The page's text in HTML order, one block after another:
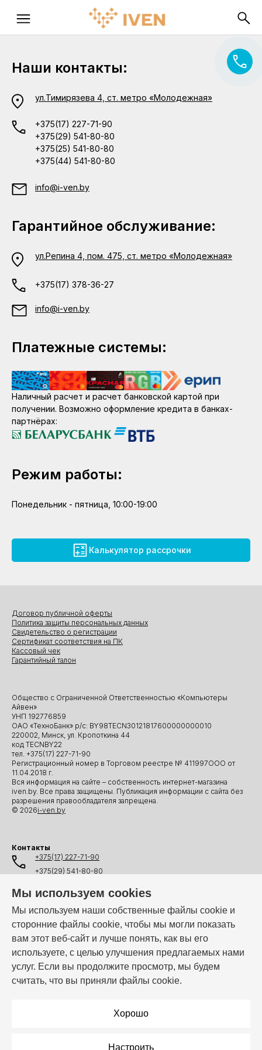
Мы используем cookies
Мы используем наши собственные файлы cookie и
сторонние файлы cookie, чтобы мы могли показать
вам этот веб-сайт и лучше понять, как вы его
используете, с целью улучшения предлагаемых нами
услуг. Если вы продолжите просмотр, мы будем
считать, что вы приняли файлы cookie.
Хорошо
Настроить
Наши контакты:
ул.Тимирязева 4, ст. метро «Молодежная»
+375(17) 227-71-90
+375(29) 541-80-80
+375(25) 541-80-80
+375(44) 541-80-80
info@i-ven.by
Гарантийное обслуживание:
ул.Репина 4, пом. 475, ст. метро «Молодежная»
+375(17) 378-36-27
info@i-ven.by
Платежные системы:
Наличный расчет и расчет банковской картой при
получении. Возможно оформление кредита в банках-
партнёрах:
Режим работы:
Понедельник - пятница, 10:00-19:00
Калькулятор рассрочки
Общество с Ограниченной Ответственностью «Компьютеры
Айвен»
УНП 192776859
ОАО «ТехноБанк» р/с: BY98TECN30121817600000000010
220002, Минск, ул. Кропоткина 44
код TECNBY22
тел. +375(17) 227-71-90
Регистрационный номер в Торговом реестре № 411997ООО от
11.04.2018 г.
Вся информация на сайте – собственность интернет-магазина
iven.by. Все права защищены. Публикация информации с сайта без
разрешения правообладателя запрещена.
© 2026i-ven.by
Договор публичной оферты
Политика защиты персональных данных
Свидетельство о регистрации
Сертификат соответствия на ПК
Кассовый чек
Гарантийный талон
Контакты
+375(17) 227-71-90
+375(29) 541-80-80
+375(44) 541-80-80
info@i-ven.by
Мы в мессенджерах:
Режим работы: Пн–Пт: 10:00 – 19:00